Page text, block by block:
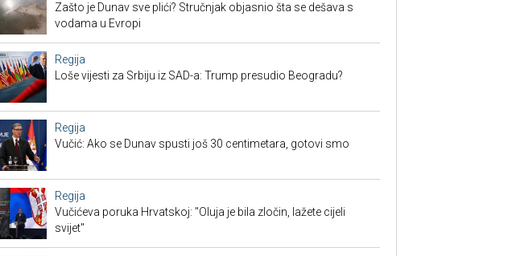
Zašto je Dunav sve plići? Stručnjak objasnio šta se dešava s
vodama u Evropi
Regija
Loše vijesti za Srbiju iz SAD-a: Trump presudio Beogradu?
Regija
Vučić: Ako se Dunav spusti još 30 centimetara, gotovi smo
Regija
Vučićeva poruka Hrvatskoj: "Oluja je bila zločin, lažete cijeli
svijet"